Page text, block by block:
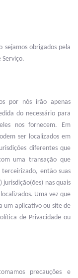
sejamos obrigados pela
Serviço.
por nós irão apenas
do necessário para
nos fornecem. Em
ser localizados em
diferentes que
uma transação que
terceirizado, então suas
nas quais
Uma vez que
um aplicativo ou site de
de Privacidade ou
precauções e